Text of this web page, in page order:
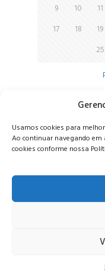
Usamos cookies para
Ao continuar navegando em
cookies conforme nossa
9
10 11
17
18 19
25
Alameda Oscar
Serra - Nova
Consulte